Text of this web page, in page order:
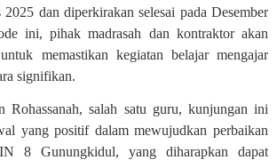
dan diperkirakan selesai pada Desember
ini, pihak madrasah dan kontraktor akan
memastikan kegiatan belajar mengajar
signifikan.
Rohassanah, salah satu guru, kunjungan ini
yang positif dalam mewujudkan perbaikan
8 Gunungkidul, yang diharapkan dapat